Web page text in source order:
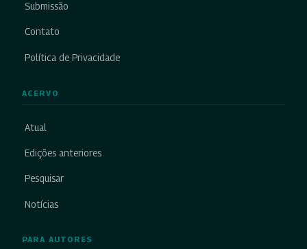
Submissão
Contato
Política de Privacidade
ACERVO
Atual
Edições anteriores
Pesquisar
Notícias
PARA AUTORES